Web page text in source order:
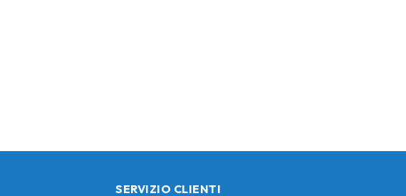
SERVIZIO CLIENTI